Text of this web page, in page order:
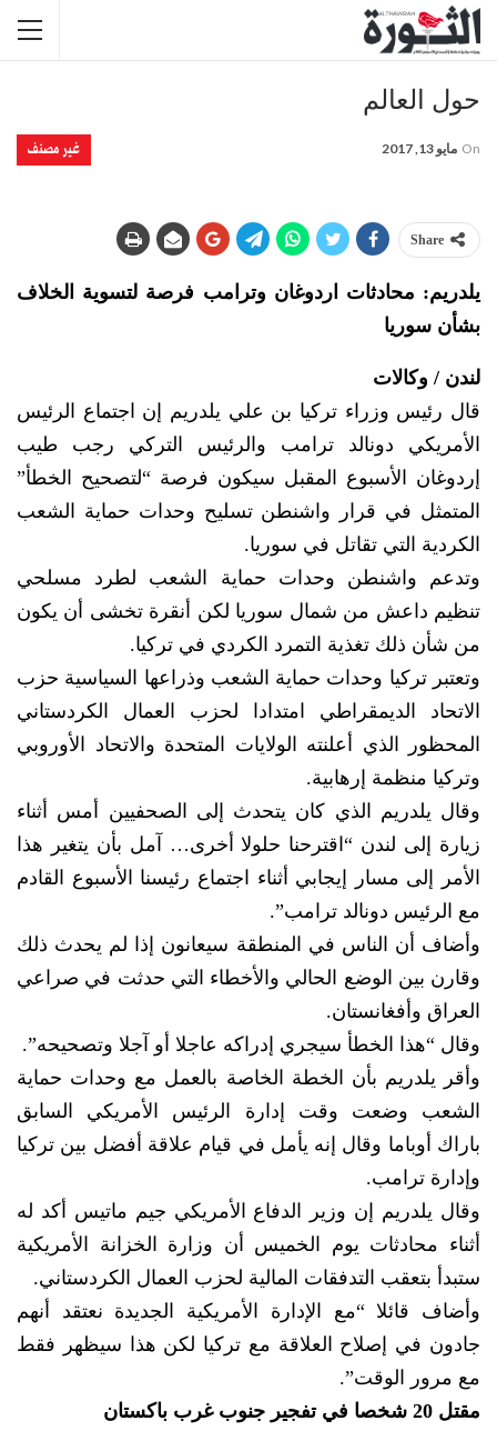
حول العالم
غير مصنف On مايو 13, 2017
Share
يلدريم: محادثات اردوغان وترامب فرصة لتسوية الخلاف
بشأن سوريا
لندن / وكالات
قال رئيس وزراء تركيا بن علي يلدريم إن اجتماع الرئيس
الأمريكي دونالد ترامب والرئيس التركي رجب طيب
إردوغان الأسبوع المقبل سيكون فرصة “لتصحيح الخطأ”
المتمثل في قرار واشنطن تسليح وحدات حماية الشعب
الكردية التي تقاتل في سوريا.
وتدعم واشنطن وحدات حماية الشعب لطرد مسلحي
تنظيم داعش من شمال سوريا لكن أنقرة تخشى أن يكون
من شأن ذلك تغذية التمرد الكردي في تركيا.
وتعتبر تركيا وحدات حماية الشعب وذراعها السياسية حزب
الاتحاد الديمقراطي امتدادا لحزب العمال الكردستاني
المحظور الذي أعلنته الولايات المتحدة والاتحاد الأوروبي
وتركيا منظمة إرهابية.
وقال يلدريم الذي كان يتحدث إلى الصحفيين أمس أثناء
زيارة إلى لندن “اقترحنا حلولا أخرى… آمل بأن يتغير هذا
الأمر إلى مسار إيجابي أثناء اجتماع رئيسنا الأسبوع القادم
مع الرئيس دونالد ترامب”.
وأضاف أن الناس في المنطقة سيعانون إذا لم يحدث ذلك
وقارن بين الوضع الحالي والأخطاء التي حدثت في صراعي
العراق وأفغانستان.
وقال “هذا الخطأ سيجري إدراكه عاجلا أو آجلا وتصحيحه”.
وأقر يلدريم بأن الخطة الخاصة بالعمل مع وحدات حماية
الشعب وضعت وقت إدارة الرئيس الأمريكي السابق
باراك أوباما وقال إنه يأمل في قيام علاقة أفضل بين تركيا
وإدارة ترامب.
وقال يلدريم إن وزير الدفاع الأمريكي جيم ماتيس أكد له
أثناء محادثات يوم الخميس أن وزارة الخزانة الأمريكية
ستبدأ بتعقب التدفقات المالية لحزب العمال الكردستاني.
وأضاف قائلا “مع الإدارة الأمريكية الجديدة نعتقد أنهم
جادون في إصلاح العلاقة مع تركيا لكن هذا سيظهر فقط
مع مرور الوقت”.
مقتل 20 شخصا في تفجير جنوب غرب باكستان